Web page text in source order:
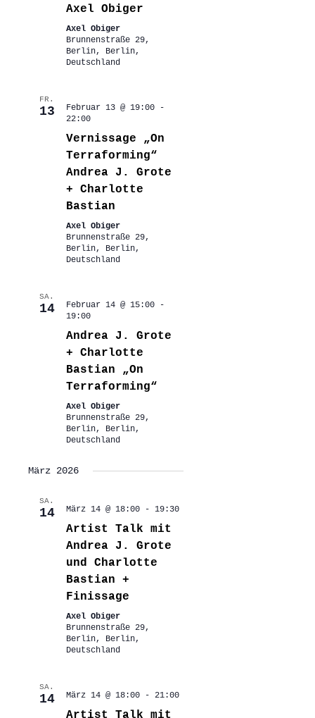
Axel Obiger
Axel Obiger
Brunnenstraße 29,
Berlin, Berlin,
Deutschland
FR.
13 Februar 13 @ 19:00-
22:00
Vernissage „On
Terraforming“
Andrea J. Grote
+ Charlotte
Bastian
Axel Obiger
Brunnenstraße 29,
Berlin, Berlin,
Deutschland
SA.
14 Februar 14 @ 15:00-
19:00
Andrea J. Grote
+ Charlotte
Bastian „On
Terraforming“
Axel Obiger
Brunnenstraße 29,
Berlin, Berlin,
Deutschland
März 2026
SA.
14 März 14 @ 18:00- 19:30
Artist Talk mit
Andrea J. Grote
und Charlotte
Bastian +
Finissage
Axel Obiger
Brunnenstraße 29,
Berlin, Berlin,
Deutschland
SA.
14 März 14 @ 18:00- 21:00
Artist Talk mit